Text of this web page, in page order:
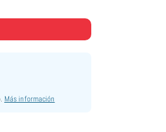
Más información